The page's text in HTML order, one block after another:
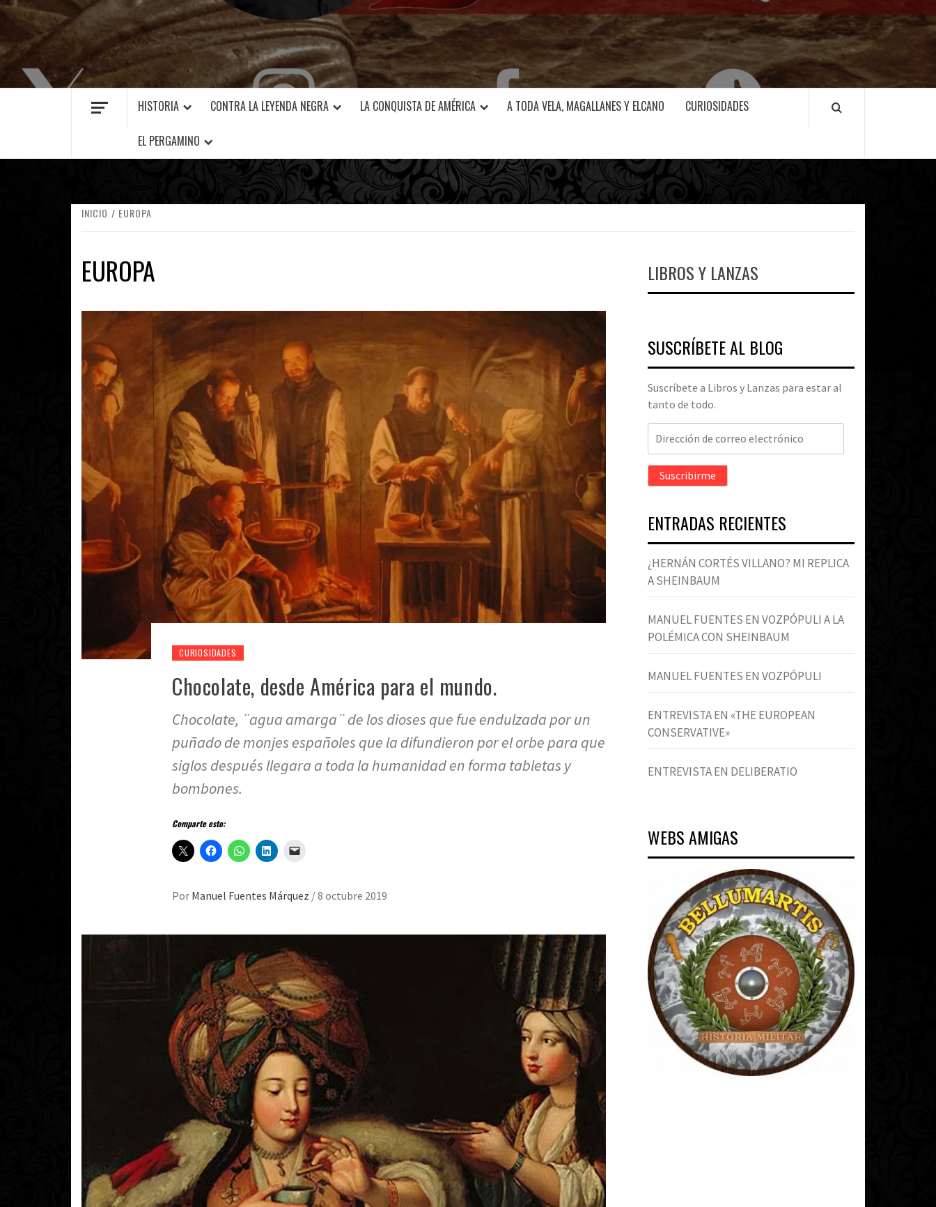
MANUEL FUENTES
HISTORIA CONTRA LA LEYENDA NEGRA LA CONQUISTA DE AMÉRICA A TODA VELA, MAGALLANES Y ELCANO CURIOSIDADES
EL PERGAMINO
INICIO EUROPA
EUROPA
CURIOSIDADES
Chocolate, desde América para el mundo.
Chocolate, ¨agua amarga¨ de los dioses que fue endulzada por un
puñado de monjes españoles que la difundieron por el orbe para que
siglos después llegara a toda la humanidad en forma tabletas y
bombones.
Comparte esto:
Por Manuel Fuentes Márquez /8 octubre 2019
LIBROS Y LANZAS
SUSCRÍBETE AL BLOG
Suscríbete a Libros y Lanzas para estar al
tanto de todo.
Dirección
correo
electrónico
Suscribirme
ENTRADAS RECIENTES
¿HERNÁN CORTÉS VILLANO? MI REPLICA
A SHEINBAUM
MANUEL FUENTES EN VOZPÓPULI A LA
POLÉMICA CON SHEINBAUM
MANUEL FUENTES EN VOZPÓPULI
ENTREVISTA EN «THE EUROPEAN
CONSERVATIVE»
ENTREVISTA EN DELIBERATIO
WEBS AMIGAS